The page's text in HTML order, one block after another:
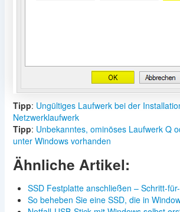
Tipp: Ungültiges Laufwerk bei der
Netzwerklaufwerk
Tipp: Unbekanntes, ominöses Laufwerk Q
unter Windows vorhanden
Ähnliche Artikel:
SSD Festplatte anschließen – Schritt-
So beheben Sie eine SSD, die in